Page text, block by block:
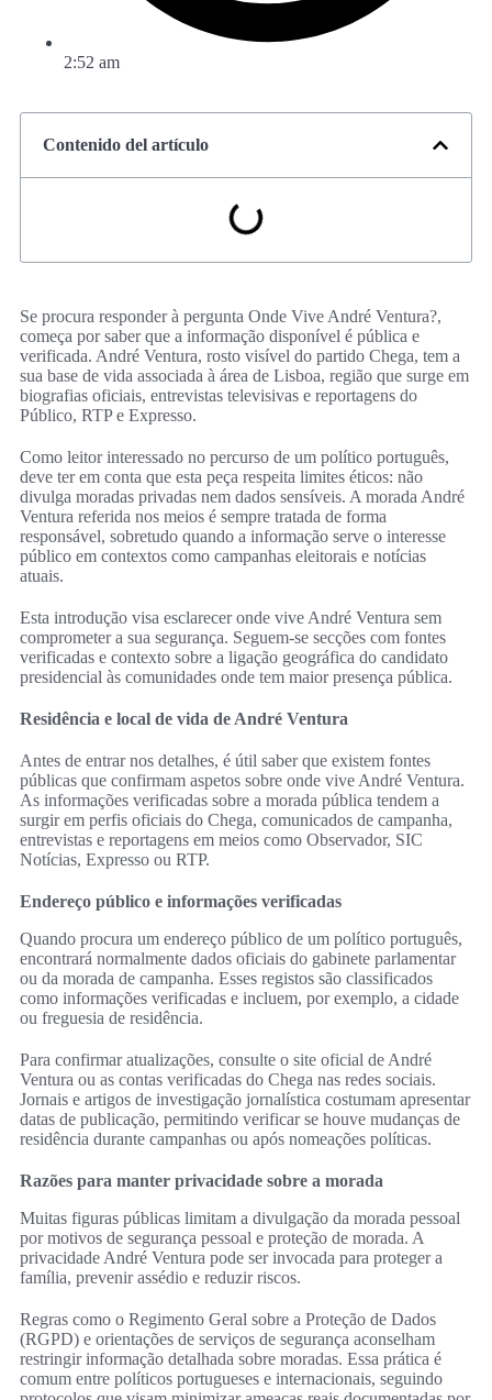
2:52 am
Contenido del artículo
Se procura responder à pergunta Onde Vive André Ventura?,
começa por saber que a informação disponível é pública e
verificada. André Ventura, rosto visível do partido Chega, tem a
sua base de vida associada à área de Lisboa, região que surge em
biografias oficiais, entrevistas televisivas e reportagens do
Público, RTP e Expresso.
Como leitor interessado no percurso de um político português,
deve ter em conta que esta peça respeita limites éticos: não
divulga moradas privadas nem dados sensíveis. A morada André
Ventura referida nos meios é sempre tratada de forma
responsável, sobretudo quando a informação serve o interesse
público em contextos como campanhas eleitorais e notícias
atuais.
Esta introdução visa esclarecer onde vive André Ventura sem
comprometer a sua segurança. Seguem-se secções com fontes
verificadas e contexto sobre a ligação geográfica do candidato
presidencial às comunidades onde tem maior presença pública.
Residência e local de vida de André Ventura
Antes de entrar nos detalhes, é útil saber que existem fontes
públicas que confirmam aspetos sobre onde vive André Ventura.
As informações verificadas sobre a morada pública tendem a
surgir em perfis oficiais do Chega, comunicados de campanha,
entrevistas e reportagens em meios como Observador, SIC
Notícias, Expresso ou RTP.
Endereço público e informações verificadas
Quando procura um endereço público de um político português,
encontrará normalmente dados oficiais do gabinete parlamentar
ou da morada de campanha. Esses registos são classificados
como informações verificadas e incluem, por exemplo, a cidade
ou freguesia de residência.
Para confirmar atualizações, consulte o site oficial de André
Ventura ou as contas verificadas do Chega nas redes sociais.
Jornais e artigos de investigação jornalística costumam apresentar
datas de publicação, permitindo verificar se houve mudanças de
residência durante campanhas ou após nomeações políticas.
Razões para manter privacidade sobre a morada
Muitas figuras públicas limitam a divulgação da morada pessoal
por motivos de segurança pessoal e proteção de morada. A
privacidade André Ventura pode ser invocada para proteger a
família, prevenir assédio e reduzir riscos.
Regras como o Regimento Geral sobre a Proteção de Dados
(RGPD) e orientações de serviços de segurança aconselham
restringir informação detalhada sobre moradas. Essa prática é
comum entre políticos portugueses e internacionais, seguindo